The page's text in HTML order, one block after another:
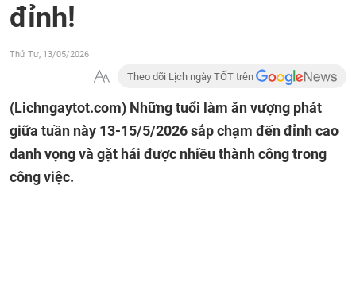
đỉnh!
Thứ Tư, 13/05/2026
Theo dõi Lịch ngày TỐT trên
(Lichngaytot.com) Những tuổi làm ăn vượng phát
giữa tuần này 13-15/5/2026 sắp chạm đến đỉnh cao
danh vọng và gặt hái được nhiều thành công trong
công việc.